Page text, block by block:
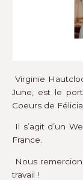
Virginie
June, est le
Coeurs de Félicia
Il s’agit d’un
France.
Nous
travail !